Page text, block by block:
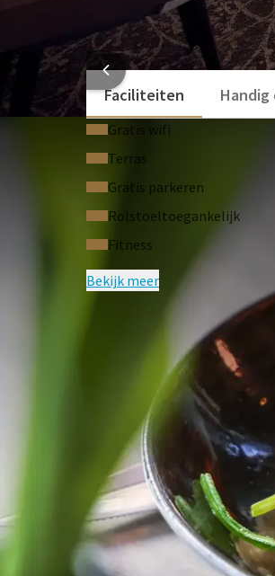
Faciliteiten
Gratis wifi
Terras
Gratis parkeren
Rolstoeltoegankelijk
Fitness
Bekijk meer
Voorwaarden van
Reserveringen
Reserveringen
Kosteloos